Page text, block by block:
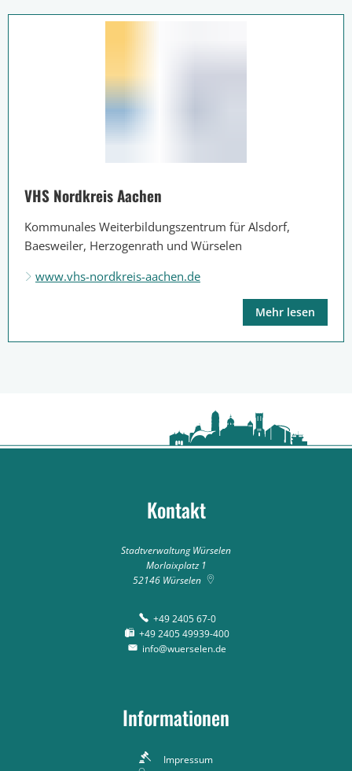
VHS Nordkreis Aachen
Kommunales Weiterbildungszentrum für Alsdorf,
Baesweiler, Herzogenrath und Würselen
www.vhs-nordkreis-aachen.de
Mehr lesen
Kontakt
Stadtverwaltung Würselen
Morlaixplatz 1
52146 Würselen
+49 2405 67-0
+49 2405 49939-400
info@wuerselen.de
Informationen
Impressum